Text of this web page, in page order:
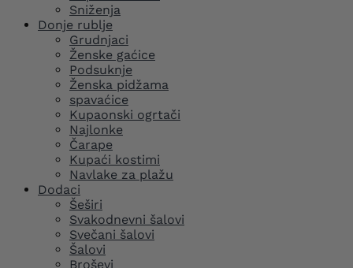
Sniženja
Donje rublje
Grudnjaci
Ženske gaćice
Podsuknje
Ženska pidžama
spavaćice
Kupaonski ogrtači
Najlonke
Čarape
Kupaći kostimi
Navlake za plažu
Dodaci
Šeširi
Svakodnevni šalovi
Svečani šalovi
Šalovi
Broševi